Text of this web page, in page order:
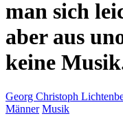
man sich
aber aus
keine
Georg Christoph
Männer Musik